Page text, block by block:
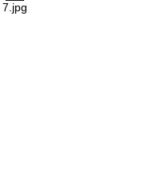
7.jpg